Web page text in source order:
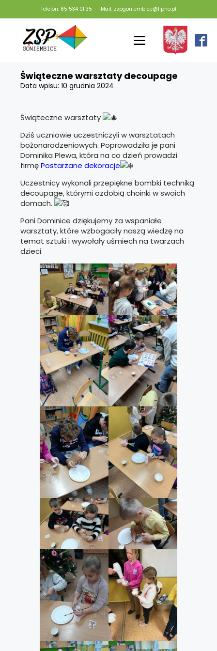
Telefon: 65 534 01 35 Mail: zspgoniembice@lipno.pl
Świąteczne warsztaty decoupage
Data wpisu:10 grudnia 2024
Świąteczne warsztaty
Dziś uczniowie uczestniczyli w warsztatach
bożonarodzeniowych. Poprowadziła je pani
Dominika Plewa, która na co dzień prowadzi
firmęPostarzane dekoracje
Uczestnicy wykonali przepiękne bombki techniką
decoupage, którymi ozdobią choinki w swoich
domach.
Pani Dominice dziękujemy za wspaniałe
warsztaty, które wzbogaciły naszą wiedzę na
temat sztuki i wywołały uśmiech na twarzach
dzieci.